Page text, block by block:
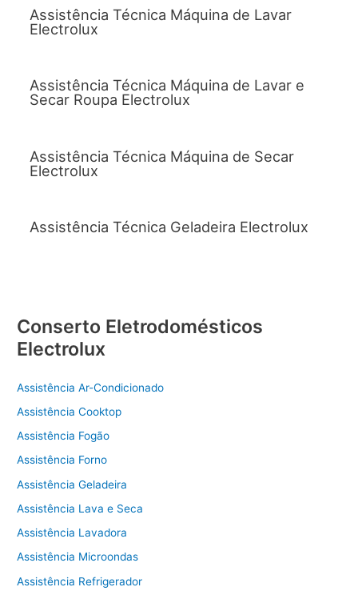
Assistência Técnica Máquina de Lavar
Electrolux
Assistência Técnica Máquina de Lavar e
Secar Roupa Electrolux
Assistência Técnica Máquina de Secar
Electrolux
Assistência Técnica Geladeira Electrolux
Conserto Eletrodomésticos
Electrolux
Assistência Ar-Condicionado
Assistência Cooktop
Assistência Fogão
Assistência Forno
Assistência Geladeira
Assistência Lava e Seca
Assistência Lavadora
Assistência Microondas
Assistência Refrigerador